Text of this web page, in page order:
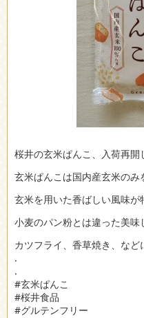
桜井の玄米ぱんこ、入荷再開
玄米ぱんこは国内産玄米のみ
玄米を用いた香ばしい風味が
小麦のパン粉とは違った美
カツフライ、香草焼き、など
.
.
#玄米ぱんこ
#桜井食品
#グルテンフリー